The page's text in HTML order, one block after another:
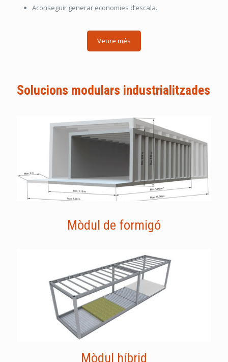
Aconseguir generar economies d’escala.
Veure més
Solucions modulars industrialitzades
Mòdul de formigó
Mòdul híbrid